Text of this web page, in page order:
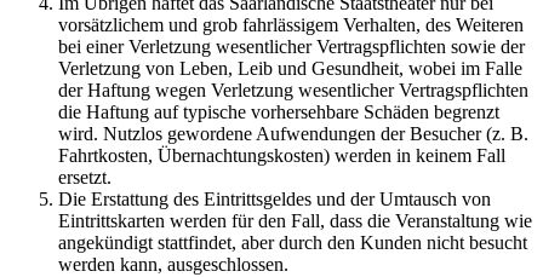
vorsätzlichem und grob fahrlässigem Verhalten, des Weiteren
bei einer Verletzung wesentlicher Vertragspflichten sowie der
Verletzung von Leben, Leib und Gesundheit, wobei im Falle
der Haftung wegen Verletzung wesentlicher Vertragspflichten
die Haftung auf typische vorhersehbare Schäden begrenzt
wird. Nutzlos gewordene Aufwendungen der Besucher (z. B.
Fahrtkosten, Übernachtungskosten) werden in keinem Fall
ersetzt.
Die Erstattung des Eintrittsgeldes und der Umtausch von
Eintrittskarten werden für den Fall, dass die Veranstaltung wie
angekündigt stattfindet, aber durch den Kunden nicht besucht
werden kann, ausgeschlossen.